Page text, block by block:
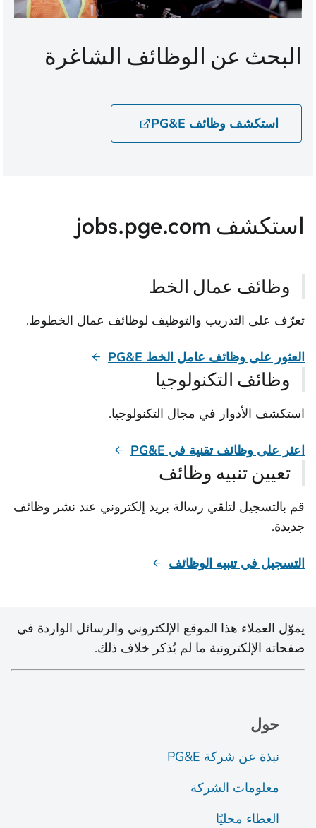
البحث عن الوظائف الشاغرة
استكشف وظائف PG&E
استكشف jobs.pge.com
وظائف عمال الخط
تعرّف على التدريب والتوظيف لوظائف عمال الخطوط.
العثور على وظائف عامل الخط PG&E
وظائف التكنولوجيا
استكشف الأدوار في مجال التكنولوجيا.
اعثر على وظائف تقنية في PG&E
تعيين تنبيه وظائف
قم بالتسجيل لتلقي رسالة بريد إلكتروني عند نشر وظائف
جديدة.
التسجيل في تنبيه الوظائف
يموّل العملاء هذا الموقع الإلكتروني والرسائل الواردة في
صفحاته الإلكترونية ما لم يُذكر خلاف ذلك.
حول
نبذة عن شركة PG&E
معلومات الشركة
العطاء محليًا